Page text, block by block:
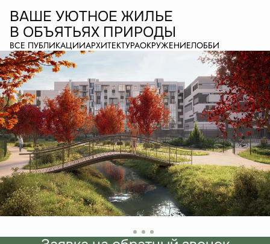
ВАШЕ УЮТНОЕ ЖИЛЬЕ
В ОБЪЯТЬЯХ ПРИРОДЫ
ВСЕ ПУБЛИКАЦИИАРХИТЕКТУРАОКРУЖЕНИЕЛОББИ